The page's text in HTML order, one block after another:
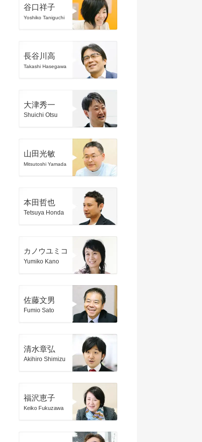
谷口祥子
Yoshiko Taniguchi
長谷川高
Takashi Hasegawa
大津秀一
Shuichi Otsu
山田光敏
Mitsutoshi Yamada
本田哲也
Tetsuya Honda
カノウユミコ
Yumiko Kano
佐藤文男
Fumio Sato
清水章弘
Akihiro Shimizu
福沢恵子
Keiko Fukuzawa